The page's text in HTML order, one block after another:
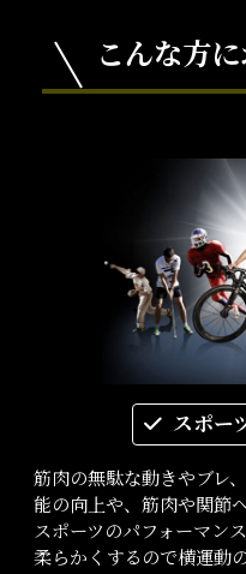
こんな方
スポー
筋肉の無駄な動きやブレ
能の向上や、筋肉や関節
スポーツのパフォーマン
柔らかくするので横運動